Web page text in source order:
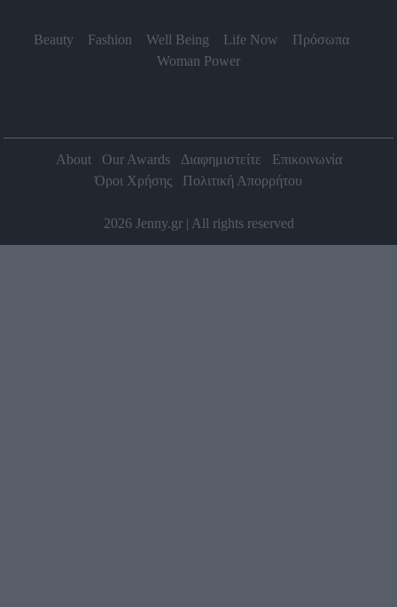
Beauty Fashion Well Being Life Now
Πρόσωπα
Woman Power
About Our Awards Διαφημιστείτε
Επικοινωνία
Όροι Χρήσης
Πολιτική Απορρήτου
2026 Jenny.gr | All rights reserved